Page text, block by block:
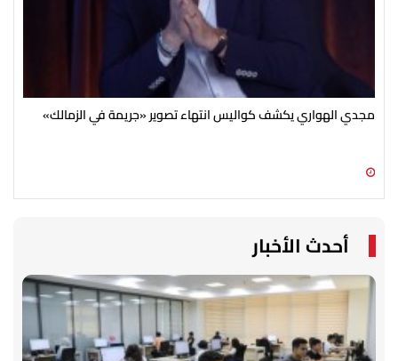
مجدي الهواري يكشف كواليس انتهاء تصوير «جريمة في الزمالك»
أحدث الأخبار